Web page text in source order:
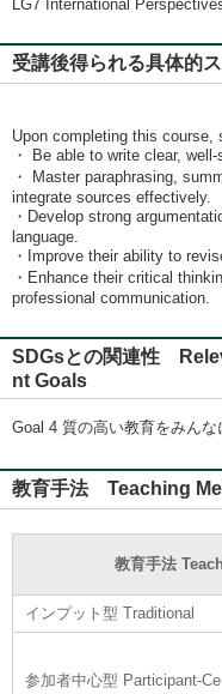
LG7 International
受講後得られる具体的
Upon completing this course,
・ Be able to write clear,
・ Master paraphrasing,
integrate sources effectively.
・Develop strong
language.
・Improve their ability to
・Enhance their critical
professional communication.
SDGsとの関連性
nt Goals
Goal 4 質の高い教育をみんな
教育手法 Teaching
教育手法
インプット型 Traditional
参加者中心型 Participant-Ce